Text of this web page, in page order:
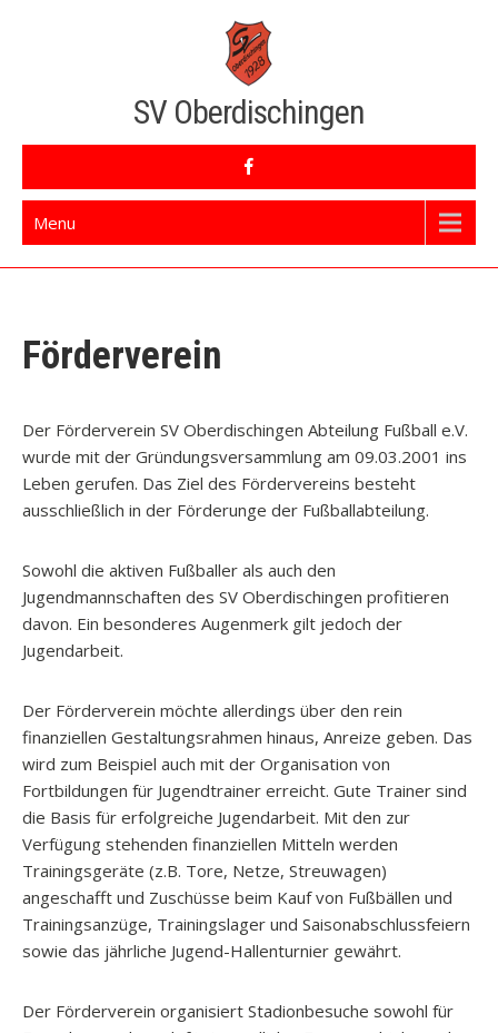
SV Oberdischingen
Menu
Förderverein
Der Förderverein SV Oberdischingen Abteilung Fußball e.V.
wurde mit der Gründungsversammlung am 09.03.2001 ins
Leben gerufen. Das Ziel des Fördervereins besteht
ausschließlich in der Förderunge der Fußballabteilung.
Sowohl die aktiven Fußballer als auch den
Jugendmannschaften des SV Oberdischingen profitieren
davon. Ein besonderes Augenmerk gilt jedoch der
Jugendarbeit.
Der Förderverein möchte allerdings über den rein
finanziellen Gestaltungsrahmen hinaus, Anreize geben. Das
wird zum Beispiel auch mit der Organisation von
Fortbildungen für Jugendtrainer erreicht. Gute Trainer sind
die Basis für erfolgreiche Jugendarbeit. Mit den zur
Verfügung stehenden finanziellen Mitteln werden
Trainingsgeräte (z.B. Tore, Netze, Streuwagen)
angeschafft und Zuschüsse beim Kauf von Fußbällen und
Trainingsanzüge, Trainingslager und Saisonabschlussfeiern
sowie das jährliche Jugend-Hallenturnier gewährt.
Der Förderverein organisiert Stadionbesuche sowohl für